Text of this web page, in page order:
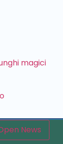
magici
News